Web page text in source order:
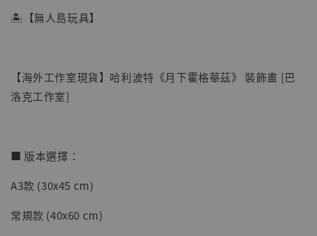
【店內現貨】七龍珠 系列蒐藏雕像 悟空 鳥山
明紀念款 [奇蹟工作室]
🏝【無人島玩具】
【海外工作室現貨】哈利波特《月下霍格華茲》 裝飾畫 [巴
洛克工作室]
■ 版本選擇：
A3款 (30x45 cm)
常規款 (40x60 cm)